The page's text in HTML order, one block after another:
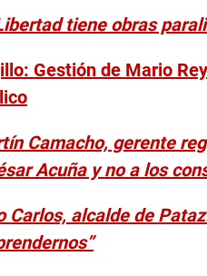
tiene obras
Gestión de Mario
Camacho, gerente
Acuña y no a los
Carlos, alcalde de